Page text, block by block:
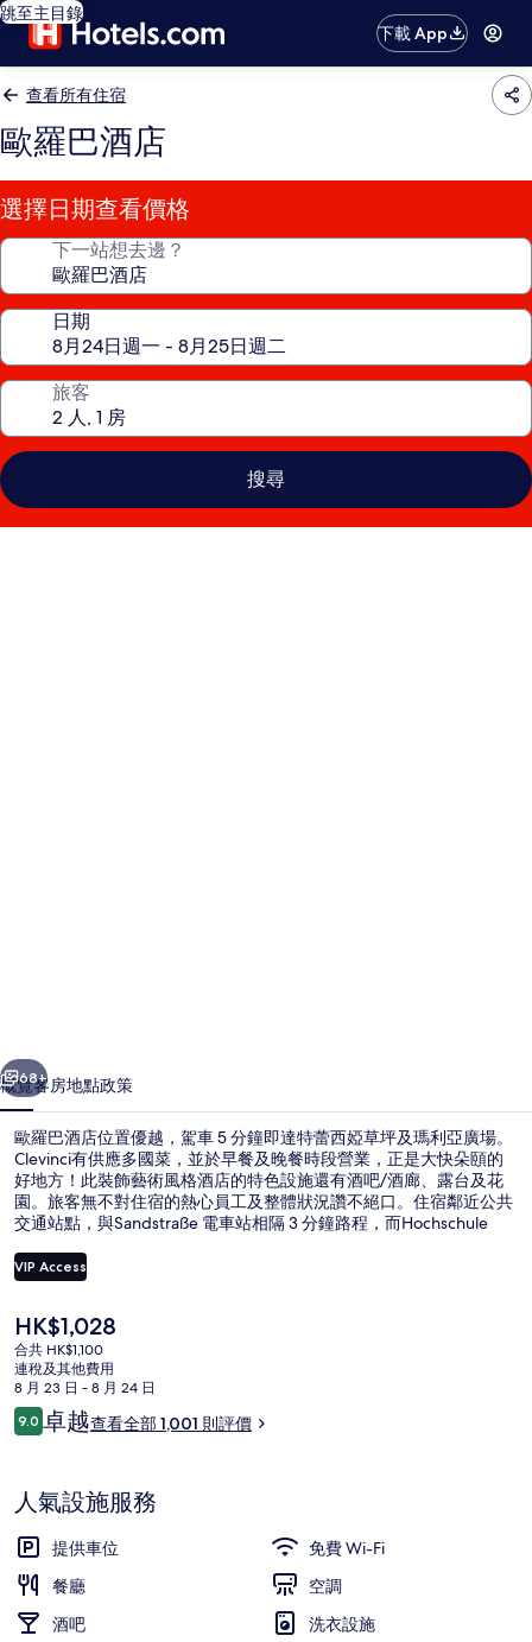
跳至主目錄
下載 App
查看所有住宿
歐羅巴酒店
選擇日期查看價格
下一站想去邊？
日期
旅客
搜尋
集
個 下一個
68+
概覽客房地點政策
歐羅巴酒店位置優越，駕車 5 分鐘即達特蕾西婭草坪及瑪利亞廣場。
Clevinci有供應多國菜，並於早餐及晚餐時段營業，正是大快朵頤的
好地方！此裝飾藝術風格酒店的特色設施還有酒吧/酒廊、露台及花
園。旅客無不對住宿的熱心員工及整體狀況讚不絕口。住宿鄰近公共
交通站點，與Sandstraße 電車站相隔 3 分鐘路程，而Hochschule
VIP Access
現
價
HK$1,028
HK$1,028
合共 HK$1,100
連稅及其他費用
8 月 23 日 - 8 月 24 日
評
價
9.09.0 分，滿分 10 分，
卓越查看全部 1,001 則評價
人氣設施服務
提供車位
免費 Wi-Fi
餐廳
空調
酒吧
洗衣設施